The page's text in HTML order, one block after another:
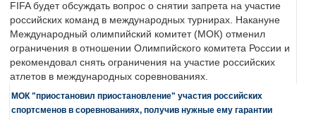
FIFA будет обсуждать вопрос о снятии запрета на участие
российских команд в международных турнирах. Накануне
Международный олимпийский комитет (МОК) отменил
ограничения в отношении Олимпийского комитета России и
рекомендовал снять ограничения на участие российских
атлетов в международных соревнованиях.
МОК "приостановил приостановление" участия российских
спортсменов в соревнованиях, получив нужные ему гарантии